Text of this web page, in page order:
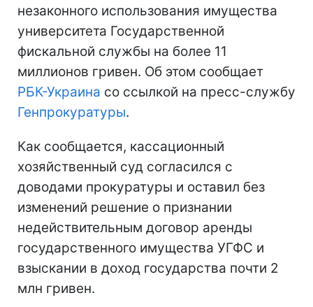
незаконного использования имущества
университета Государственной
фискальной службы на более 11
миллионов гривен. Об этом сообщает
РБК-Украина со ссылкой на пресс-службу
Генпрокуратуры.
Как сообщается, кассационный
хозяйственный суд согласился с
доводами прокуратуры и оставил без
изменений решение о признании
недействительным договор аренды
государственного имущества УГФС и
взыскании в доход государства почти 2
млн гривен.